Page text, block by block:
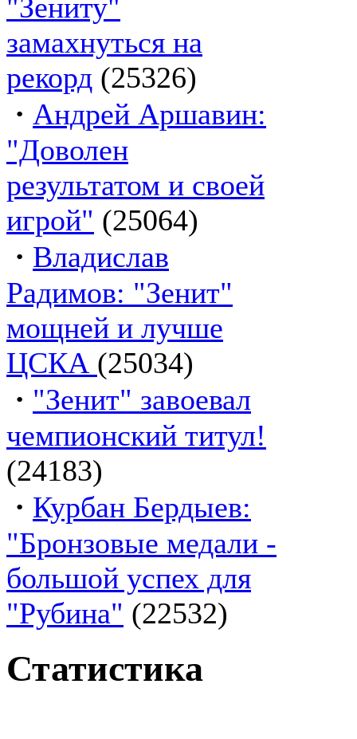
"Зениту"
замахнуться на
рекорд (25326)
· Андрей Аршавин:
"Доволен
результатом и своей
игрой" (25064)
· Владислав
Радимов: "Зенит"
мощней и лучше
ЦСКА (25034)
· "Зенит" завоевал
чемпионский титул!
(24183)
· Курбан Бердыев:
"Бронзовые медали -
большой успех для
"Рубина" (22532)
Статистика